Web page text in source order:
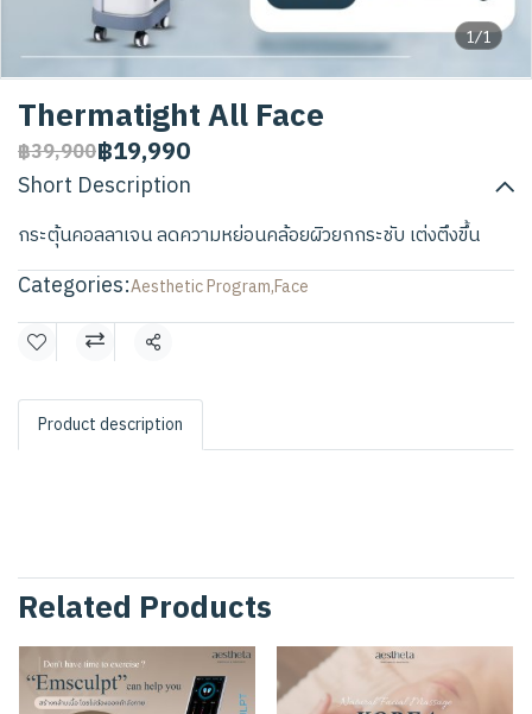
1/1
Thermatight All Face
฿39,900฿19,990
Short Description
กระตุ้นคอลลาเจน ลดความหย่อนคล้อยผิวยกกระชับ เต่งตึงขึ้น
Categories:Aesthetic Program,Face
Share
Product description
Related Products